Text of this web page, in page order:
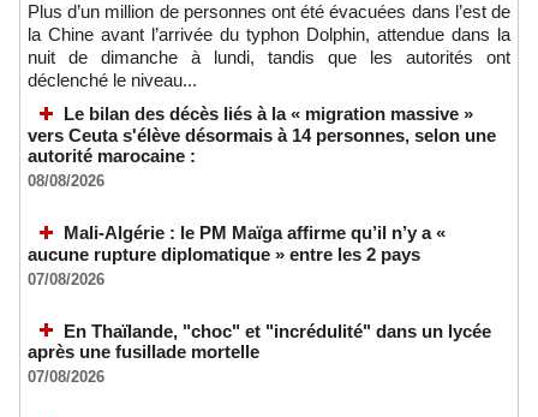
Plus d’un million de personnes ont été évacuées dans l’est de
la Chine avant l’arrivée du typhon Dolphin, attendue dans la
nuit de dimanche à lundi, tandis que les autorités ont
déclenché le niveau...
Le bilan des décès liés à la « migration massive »
vers Ceuta s'élève désormais à 14 personnes, selon une
autorité marocaine :
08/08/2026
Mali-Algérie : le PM Maïga affirme qu’il n’y a «
aucune rupture diplomatique » entre les 2 pays
07/08/2026
En Thaïlande, "choc" et "incrédulité" dans un lycée
après une fusillade mortelle
07/08/2026